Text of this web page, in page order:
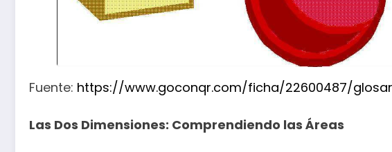
Fuente: https://www.goconqr.com/ficha/22600487/
Las Dos Dimensiones: Comprendiendo las Áreas